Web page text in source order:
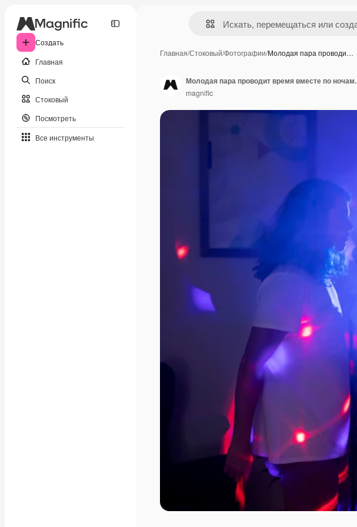
Создать
Главная
Поиск
Стоковый
Посмотреть
Все инструменты
Главная/Стоковый/Фотографии/Молодая пара проводи…
Молодая пара проводит время вместе по ночам.
magnific